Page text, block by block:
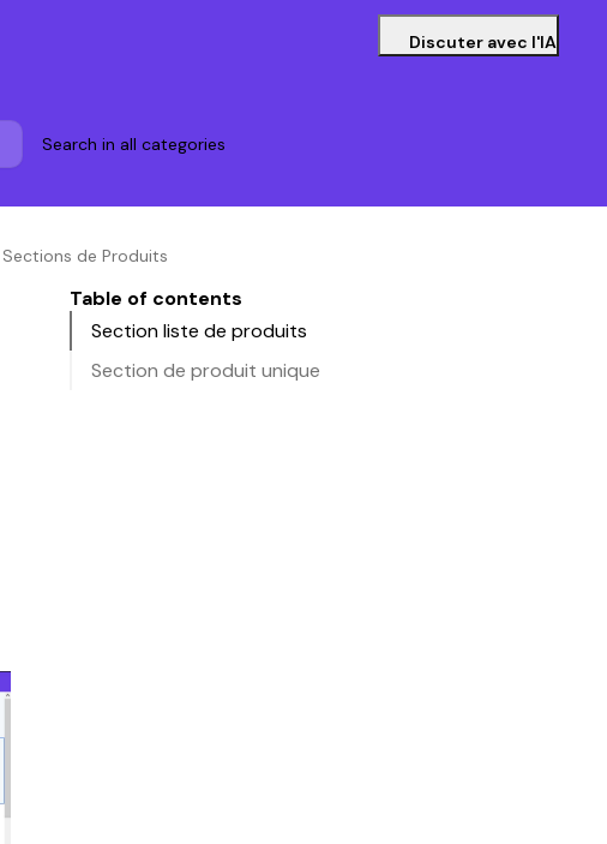
Discuter avec l'IA
Search in all categories
de Produits
Table of contents
Section liste de produits
Section de produit unique